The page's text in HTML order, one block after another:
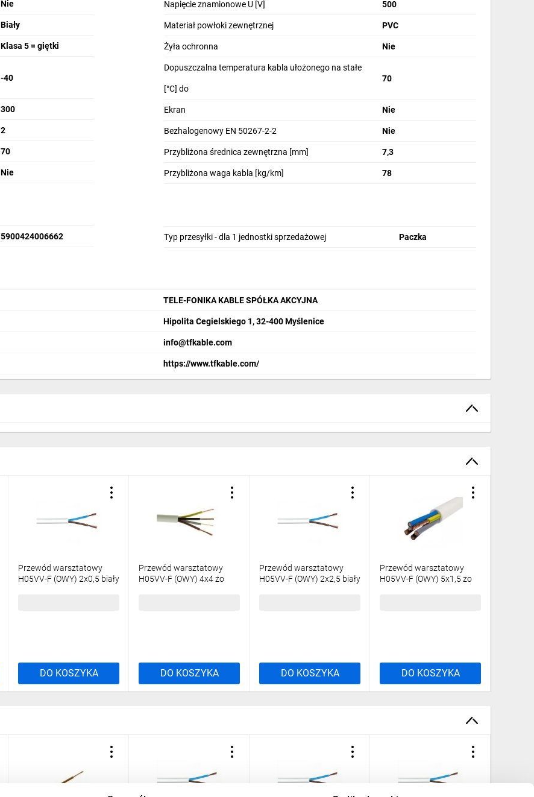
Nie
Biały
Klasa 5 = giętki
-40
300
2
70
Nie
Napięcie znamionowe U [V] 500
Materiał powłoki zewnętrznej PVC
Żyła ochronna Nie
Dopuszczalna temperatura kabla ułożonego na stałe
[°C] do
70
Ekran Nie
Bezhalogenowy EN 50267-2-2 Nie
Przybliżona średnica zewnętrzna [mm] 7,3
Przybliżona waga kabla [kg/km] 78
5900424006662 Typ przesyłki - dla 1 jednostki sprzedażowej Paczka
TELE-FONIKA KABLE SPÓŁKA AKCYJNA
Hipolita Cegielskiego 1, 32-400 Myślenice
info@tfkable.com
https://www.tfkable.com/
Przewód warsztatowy
H05VV-F (OWY) 2x0,5 biały
DO KOSZYKA
Przewód warsztatowy
H05VV-F (OWY) 4x4 żo
DO KOSZYKA
Przewód warsztatowy
H05VV-F (OWY) 2x2,5 biały
DO KOSZYKA
Przewód warsztatowy
H05VV-F (OWY) 5x1,5 żo
DO KOSZYKA